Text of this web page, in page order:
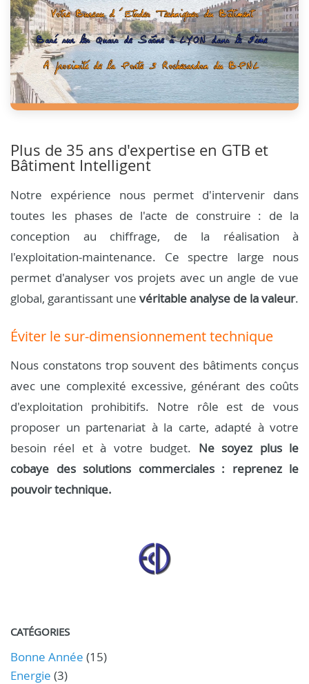
Plus de 35 ans d'expertise en GTB et
Bâtiment Intelligent
Notre expérience nous permet d'intervenir dans
toutes les phases de l'acte de construire : de la
conception au chiffrage, de la réalisation à
l'exploitation-maintenance. Ce spectre large nous
permet d'analyser vos projets avec un angle de vue
global, garantissant une véritable analyse de la valeur.
Éviter le sur-dimensionnement technique
Nous constatons trop souvent des bâtiments conçus
avec une complexité excessive, générant des coûts
d'exploitation prohibitifs. Notre rôle est de vous
proposer un partenariat à la carte, adapté à votre
besoin réel et à votre budget. Ne soyez plus le
cobaye des solutions commerciales : reprenez le
pouvoir technique.
CATÉGORIES
Bonne Année (15)
Energie (3)